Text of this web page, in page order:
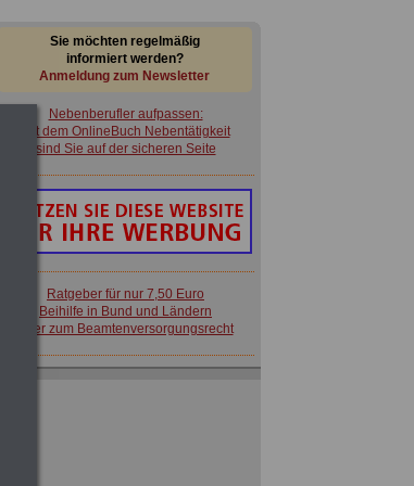
Sie möchten regelmäßig
informiert werden?
Anmeldung zum Newsletter
Nebenberufler aufpassen:
mit dem OnlineBuch Nebentätigkeit
sind Sie auf der sicheren Seite
Ratgeber für nur 7,50 Euro
Beihilfe in Bund und Ländern
oder zum Beamtenversorgungsrecht